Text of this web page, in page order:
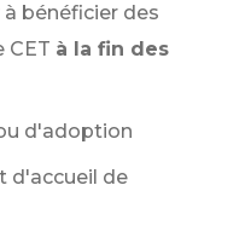
bénéficier des
CET à la fin des
d'adoption
d'accueil de